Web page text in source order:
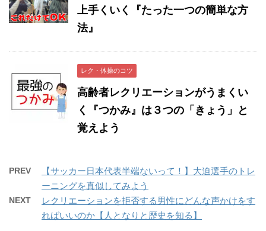
上手くいく『たった一つの簡単な方
法』
レク・体操のコツ
高齢者レクリエーションがうまくい
く『つかみ』は３つの「きょう」と
覚えよう
PREV
【サッカー日本代表半端ないって！】大迫選手のトレ
ーニングを真似してみよう
NEXT
レクリエーションを拒否する男性にどんな声かけをす
ればいいのか【人となりと歴史を知る】